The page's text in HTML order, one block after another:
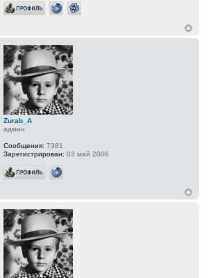
Zurab_A
админ
Сообщения: 7381
Зарегистрирован: 03 май 2006